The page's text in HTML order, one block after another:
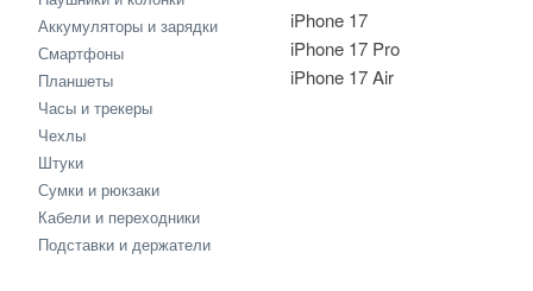
iPhone 17
iPhone 17 Pro
iPhone 17 Air
Аккумуляторы и зарядки
Смартфоны
Планшеты
Часы и трекеры
Чехлы
Штуки
Сумки и рюкзаки
Кабели и переходники
Подставки и держатели